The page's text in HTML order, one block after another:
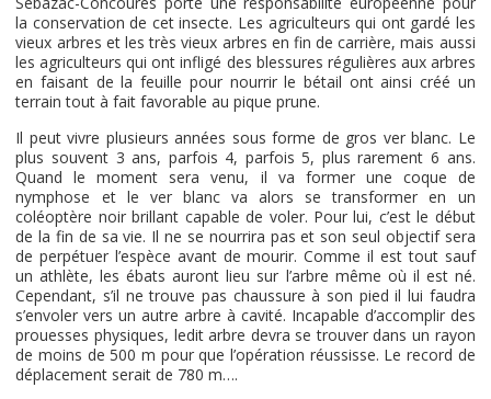
la conservation de cet insecte. Les agriculteurs qui ont gardé les
vieux arbres et les très vieux arbres en fin de carrière, mais aussi
les agriculteurs qui ont infligé des blessures régulières aux arbres
en faisant de la feuille pour nourrir le bétail ont ainsi créé un
terrain tout à fait favorable au pique prune.
Il peut vivre plusieurs années sous forme de gros ver blanc. Le
plus souvent 3 ans, parfois 4, parfois 5, plus rarement 6 ans.
Quand le moment sera venu, il va former une coque de
nymphose et le ver blanc va alors se transformer en un
coléoptère noir brillant capable de voler. Pour lui, c’est le début
de la fin de sa vie. Il ne se nourrira pas et son seul objectif sera
de perpétuer l’espèce avant de mourir. Comme il est tout sauf
un athlète, les ébats auront lieu sur l’arbre même où il est né.
Cependant, s’il ne trouve pas chaussure à son pied il lui faudra
s’envoler vers un autre arbre à cavité. Incapable d’accomplir des
prouesses physiques, ledit arbre devra se trouver dans un rayon
de moins de 500 m pour que l’opération réussisse. Le record de
déplacement serait de 780 m….